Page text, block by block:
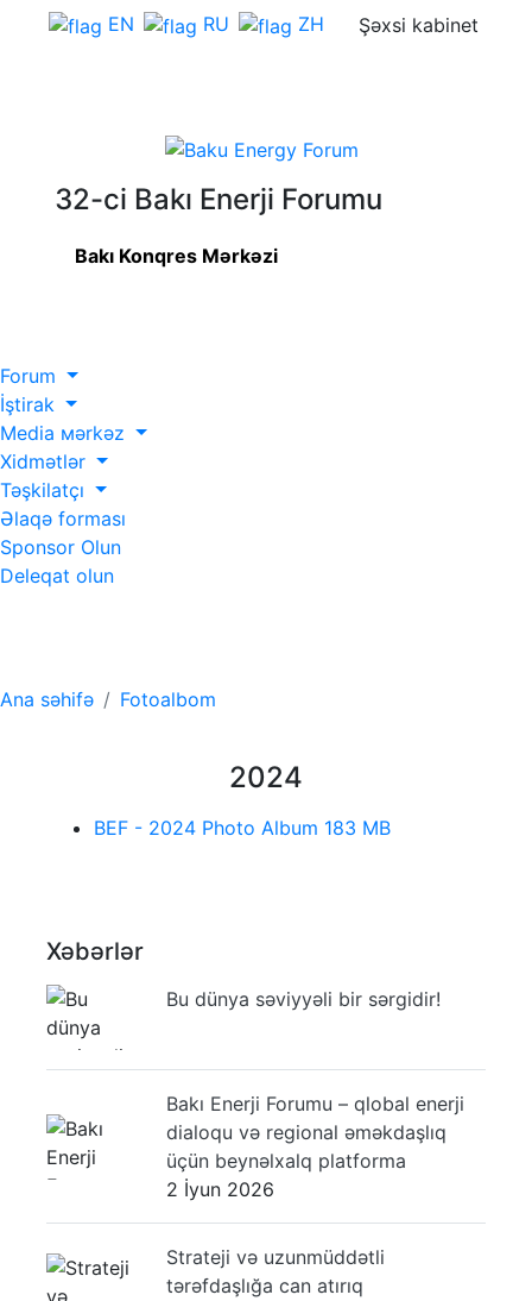
EN RU ZH Şəxsi kabinet
32-ci Bakı Enerji Forumu
Bakı Konqres Mərkəzi
Forum
İştirak
Media мərkəz
Xidmətlər
Təşkilatçı
Əlaqə forması
Sponsor Olun
Deleqat olun
Ana səhifə Fotoalbom
2024
BEF - 2024 Photo Album 183 MB
Xəbərlər
Bu dünya səviyyəli bir sərgidir!
Bakı Enerji Forumu – qlobal enerji
dialoqu və regional əməkdaşlıq
üçün beynəlxalq platforma
2 İyun 2026
Strateji və uzunmüddətli
tərəfdaşlığa can atırıq